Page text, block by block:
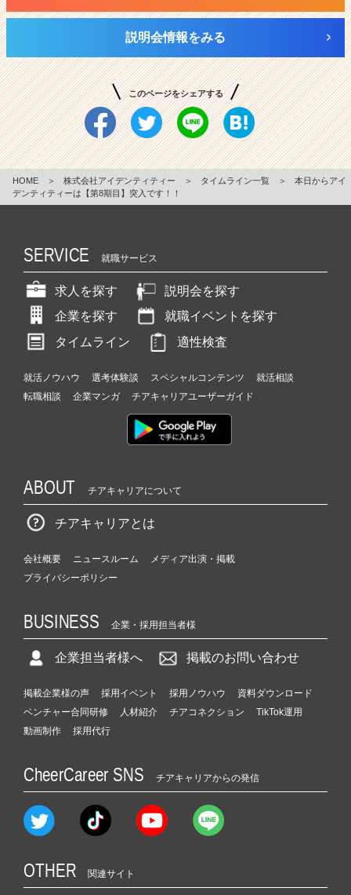
説明会情報をみる
このページをシェアする
HOME ＞ 株式会社アイデンティティー ＞ タイムライン一覧 ＞
本日からアイ
デンティティーは【第8期目】突入です！！
SERVICE 就職サービス
求人を探す
説明会を探す
企業を探す
就職イベントを探す
タイムライン
適性検査
就活ノウハウ 選考体験談 スペシャルコンテンツ
就活相談
転職相談
企業マンガ チアキャリアユーザーガイド
ABOUT チアキャリアについて
チアキャリアとは
会社概要 ニュースルーム
メディア出演・掲載
プライバシーポリシー
BUSINESS 企業・採用担当者様
企業担当者様へ 掲載のお問い合わせ
掲載企業様の声 採用イベント 採用ノウハウ
資料ダウンロード
ベンチャー合同研修
人材紹介 チアコネクション
TikTok運用
動画制作
採用代行
CheerCareer SNS チアキャリアからの発信
OTHER 関連サイト